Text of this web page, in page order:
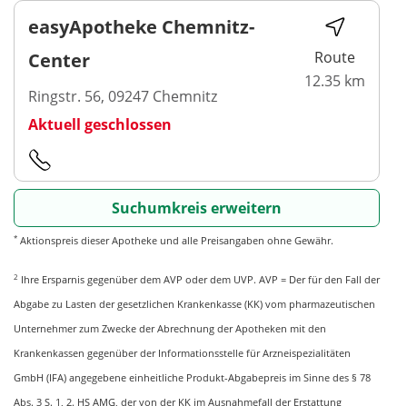
easyApotheke Chemnitz-
Center
Ringstr. 56, 09247 Chemnitz
Aktuell geschlossen
Route
12.35 km
Suchumkreis erweitern
* Aktionspreis dieser Apotheke und alle Preisangaben ohne Gewähr.
2 Ihre Ersparnis gegenüber dem AVP oder dem UVP. AVP = Der für den Fall der
Abgabe zu Lasten der gesetzlichen Krankenkasse (KK) vom pharmazeutischen
Unternehmer zum Zwecke der Abrechnung der Apotheken mit den
Krankenkassen gegenüber der Informationsstelle für Arzneispezialitäten
GmbH (IFA) angegebene einheitliche Produkt-Abgabepreis im Sinne des § 78
Abs. 3 S. 1, 2. HS AMG, der von der KK im Ausnahmefall der Erstattung